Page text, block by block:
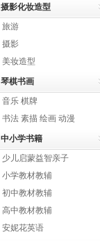
摄影化妆造型
旅游
摄影
美妆造型
琴棋书画
音乐 棋牌
书法 素描 绘画 动漫
中小学书籍
少儿启蒙益智亲子
小学教材教辅
初中教材教辅
高中教材教辅
安妮花英语